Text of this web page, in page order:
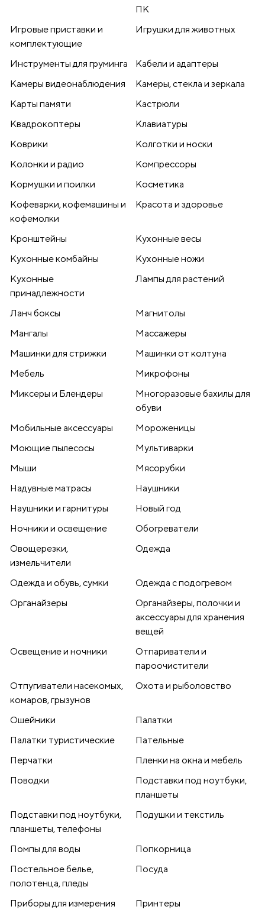
ПК
Игровые приставки и
комплектующие
Игрушки для животных
Инструменты для груминга
Кабели и адаптеры
Камеры видеонаблюдения
Камеры, стекла и зеркала
Карты памяти
Кастрюли
Квадрокоптеры
Клавиатуры
Коврики
Колготки и носки
Колонки и радио
Компрессоры
Кормушки и поилки
Косметика
Кофеварки, кофемашины и
кофемолки
Красота и здоровье
Кронштейны
Кухонные весы
Кухонные комбайны
Кухонные ножи
Кухонные
принадлежности
Лампы для растений
Ланч боксы
Магнитолы
Мангалы
Массажеры
Машинки для стрижки
Машинки от колтуна
Мебель
Микрофоны
Миксеры и Блендеры
Многоразовые бахилы для
обуви
Мобильные аксессуары
Мороженицы
Моющие пылесосы
Мультиварки
Мыши
Мясорубки
Надувные матрасы
Наушники
Наушники и гарнитуры
Новый год
Ночники и освещение
Обогреватели
Овощерезки,
измельчители
Одежда
Одежда и обувь, сумки
Одежда с подогревом
Органайзеры
Органайзеры, полочки и
аксессуары для хранения
вещей
Освещение и ночники
Отпариватели и
пароочистители
Отпугиватели насекомых,
комаров, грызунов
Охота и рыболовство
Ошейники
Палатки
Палатки туристические
Пательные
Перчатки
Пленки на окна и мебель
Поводки
Подставки под ноутбуки,
планшеты
Подставки под ноутбуки,
планшеты, телефоны
Подушки и текстиль
Помпы для воды
Попкорница
Постельное белье,
полотенца, пледы
Посуда
Приборы для измерения
Принтеры